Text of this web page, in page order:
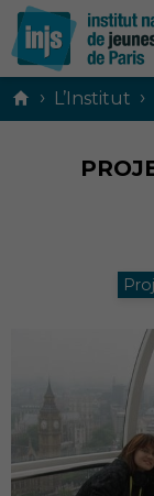
Contenu
› L’Institut ›